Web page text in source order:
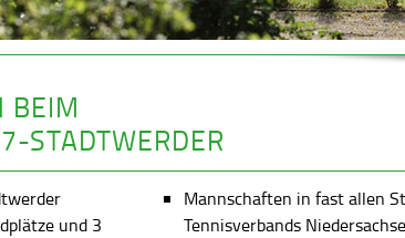
BEIM
STADTWERDER
und 3
Mannschaften in fast allen
Tennisverbands